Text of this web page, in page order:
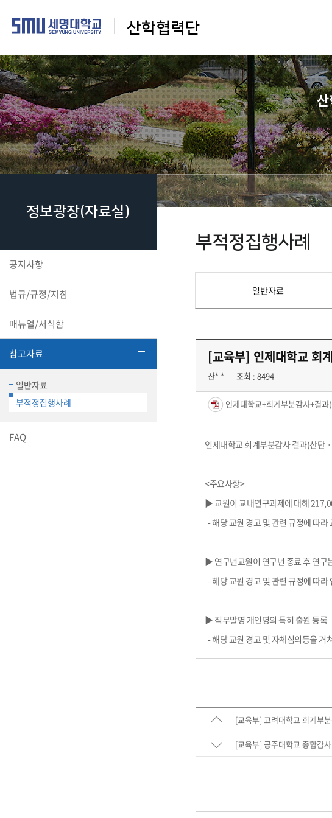
산학협력단
정보광장(자료실)
공지사항
법규/규정/지침
매뉴얼/서식함
참고자료
일반자료
부적정집행사례
FAQ
부적정집행사례
일반자료
[교육부] 인제대학교 회
산* * 조회 : 8494
인제대학교+회계부분감사+결
인제대학교 회계부분감사 결과(산단
<주요사항>
▶ 교원이 교내연구과제에 대해
- 해당 교원 경고 및 관련 규정에 따
▶ 연구년교원이 연구년 종료 후 연구
- 해당 교원 경고 및 관련 규정에 따
▶ 직무발명 개인명의 특허 출원 등록
- 해당 교원 경고 및 자체심의등을 거
[교육부] 고려대학교 회계부
[교육부] 공주대학교 종합감